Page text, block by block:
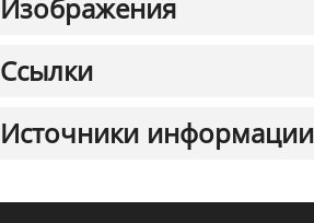
Изображения
Ссылки
Источники информации